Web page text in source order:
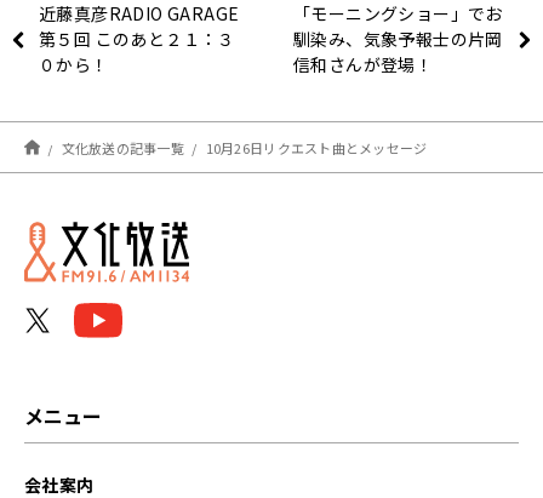
近藤真彦RADIO GARAGE
第５回 このあと２１：３
０から！
「モーニングショー」でお
馴染み、気象予報士の片岡
信和さんが登場！
マン】
文化放送の記事一覧 10月26日リクエスト曲とメッセージ
メニュー
会社案内